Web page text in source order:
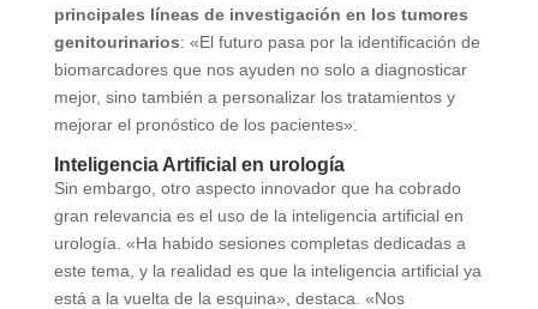
principales líneas de investigación en los tumores
genitourinarios: «El futuro pasa por la identificación de
biomarcadores que nos ayuden no solo a diagnosticar
mejor, sino también a personalizar los tratamientos y
mejorar el pronóstico de los pacientes».
Inteligencia Artificial en urología
Sin embargo, otro aspecto innovador que ha cobrado
gran relevancia es el uso de la inteligencia artificial en
urología. «Ha habido sesiones completas dedicadas a
este tema, y la realidad es que la inteligencia artificial ya
está a la vuelta de la esquina», destaca. «Nos